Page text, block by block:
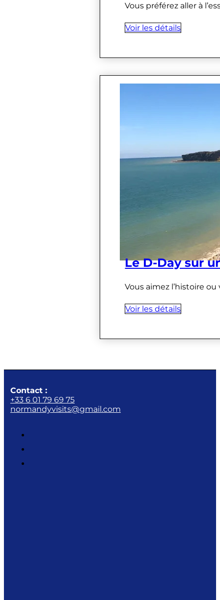
Vous préférez aller à
Voir les détails
Le D-Day sur
Vous aimez l’histoire
Voir les détails
Contact :
+33 6 01 79 69 75
normandyvisits@gmail.com